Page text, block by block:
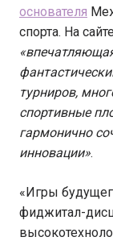
основателя
спорта. На
турниров,
спортивные
гармонично
инновации».
«Игры
фиджитал-